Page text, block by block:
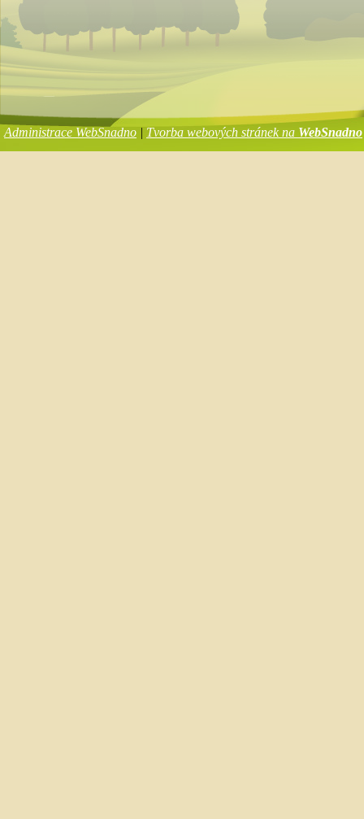
Administrace WebSnadno | Tvorba webových stránek na WebSnadno